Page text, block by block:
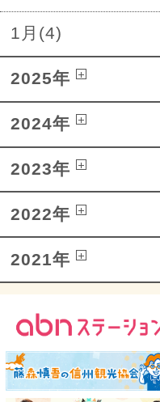
1月(4)
2025年
2024年
2023年
2022年
2021年